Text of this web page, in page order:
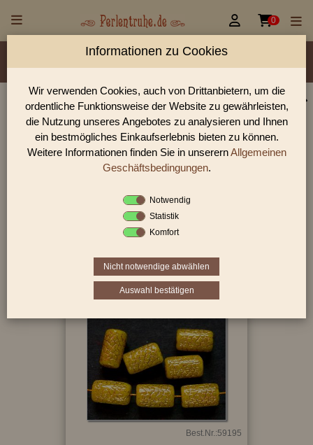
 0
Material/Glassorte Sorte/Form Farbe
Größen
Lochdurchmesser
Perlen Shop für Vintage/Antik style Beads Perlen
In unserem Perlen Shop finden sie zahlreich Vintage/Antik
style Beads Perlen und viele weiter Glasperlen.
Sie befinden sich in folgender Kategorie:
Vintage/Antik style Beads
Best.Nr.:59195
Informationen zu Cookies
Wir verwenden Cookies, auch von Drittanbietern, um die
ordentliche Funktionsweise der Website zu gewährleisten,
die Nutzung unseres Angebotes zu analysieren und Ihnen
ein bestmögliches Einkaufserlebnis bieten zu können.
Weitere Informationen finden Sie in unserernAllgemeinen
Geschäftsbedingungen.
Notwendig
Statistik
Komfort
Nicht notwendige abwählen
Auswahl bestätigen